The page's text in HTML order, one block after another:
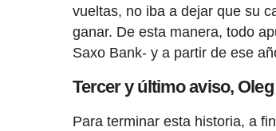
vueltas, no iba a dejar que su
ganar. De esta manera, todo
Saxo Bank- y a partir de ese
Tercer y último aviso,
Para terminar esta historia, a